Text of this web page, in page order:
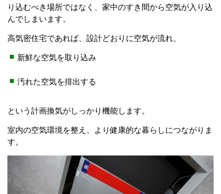
り込むべき場所ではなく、家中のすき間から空気が入り込
んでしまいます。
高気密住宅であれば、設計どおりに空気が流れ、
新鮮な空気を取り込み
汚れた空気を排出する
という計画換気がしっかり機能します。
室内の空気環境を整え、より健康的な暮らしにつながりま
す。